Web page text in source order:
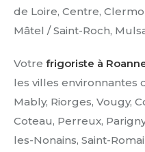
de Loire, Centre,
Mâtel / Saint-Roch,
Votre frigoriste à
les villes environnantes
Mably, Riorges, Vougy,
Coteau, Perreux,
les-Nonains, Saint-